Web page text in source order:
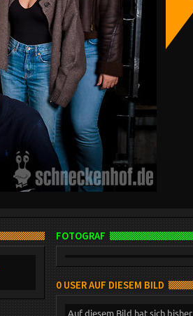
FOTOGRAF
0 USER AUF DIESEM BILD
Auf diesem Bild hat sich bisher